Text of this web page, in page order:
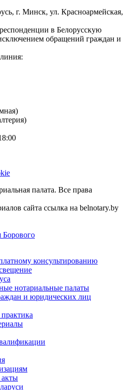
г. Минск, ул. Красноармейская,
в Белорусскую
обращений граждан и
палата. Все права
сайта ссылка на belnotary.by
Борового
консультированию
нотариальные палаты
и юридических лиц